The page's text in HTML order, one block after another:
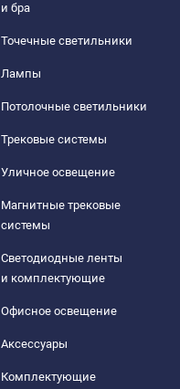
и бра
Точечные светильники
Лампы
Потолочные светильники
Трековые системы
Уличное освещение
Магнитные трековые
системы
Светодиодные ленты
и комплектующие
Офисное освещение
Аксессуары
Комплектующие